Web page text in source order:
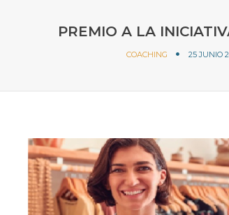
PREMIO A LA
COACHING 25 JUNIO